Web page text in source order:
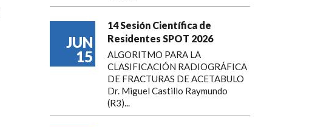
JUN
15
14 Sesión Científica de
Residentes SPOT 2026
ALGORITMO PARA LA
CLASIFICACIÓN RADIOGRÁFICA
DE FRACTURAS DE ACETABULO
Dr. Miguel Castillo Raymundo
(R3)...